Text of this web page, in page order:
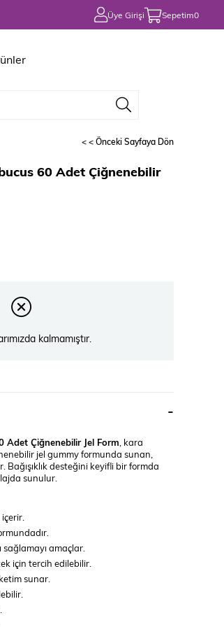
Üye Girişi Sepetim0
< < Önceki Sayfaya Dön
60 Adet Çiğnenebilir
kalmamıştır.
Adet Çiğnenebilir Jel Form , kara
jel gummy formunda sunan,
Bağışıklık desteğini keyifli bir formda
sunulur.
sağlamayı amaçlar.
için tercih edilebilir.
sunar.